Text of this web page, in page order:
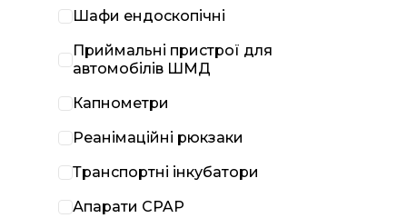
Шафи ендоскопічні
Приймальні пристрої для
автомобілів ШМД
Капнометри
Реанімаційні рюкзаки
Транспортні інкубатори
Апарати CPAP